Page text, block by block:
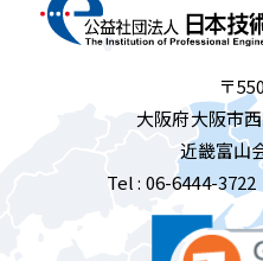
〒
大阪府大阪市
近畿富山
Tel : 06-6444-3722